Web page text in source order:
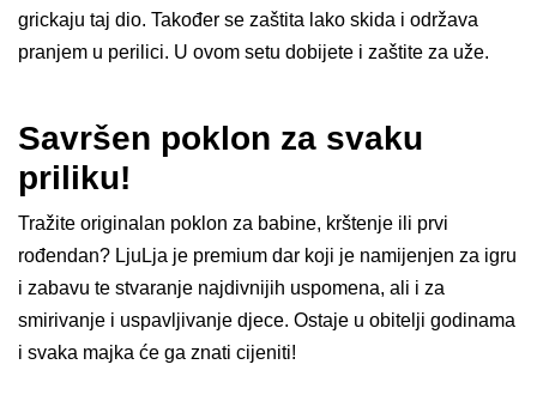
grickaju taj dio. Također se zaštita lako skida i održava
pranjem u perilici. U ovom setu dobijete i zaštite za uže.
Savršen poklon za svaku
priliku!
Tražite originalan poklon za babine, krštenje ili prvi
rođendan? LjuLja je premium dar koji je namijenjen za igru
i zabavu te stvaranje najdivnijih uspomena, ali i za
smirivanje i uspavljivanje djece. Ostaje u obitelji godinama
i svaka majka će ga znati cijeniti!